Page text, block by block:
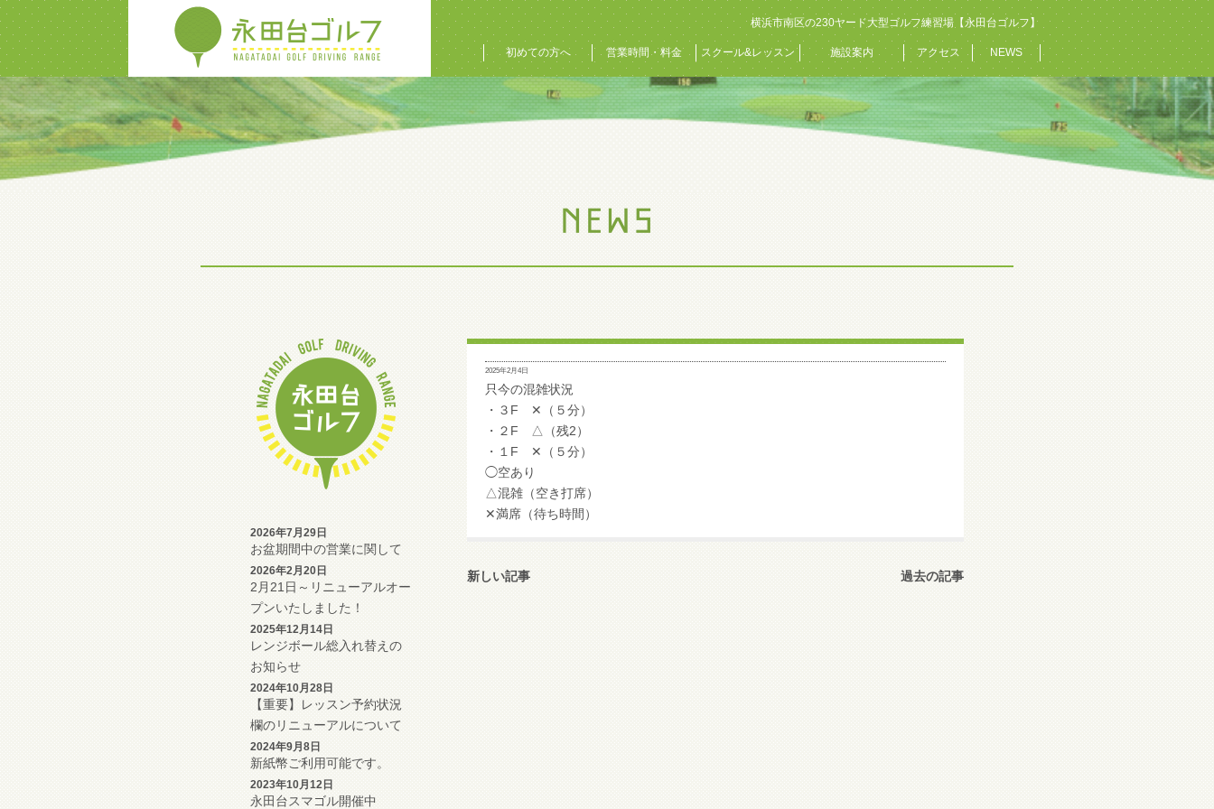
横浜市南区の230ヤード大型ゴルフ練習場【永田台ゴルフ】
初めての方へ 営業時間・料金 スクール&レッスン 施設案内 アクセス NEWS
2026年7月29日
お盆期間中の営業に関して
2026年2月20日
2月21日～リニューアルオー
プンいたしました！
2025年12月14日
レンジボール総入れ替えの
お知らせ
2024年10月28日
【重要】レッスン予約状況
欄のリニューアルについて
2024年9月8日
新紙幣ご利用可能です。
2023年10月12日
永田台スマゴル開催中
2025年2月4日
只今の混雑状況
・３F ✕（５分）
・２F △（残2）
・１F ✕（５分）
◯空あり
△混雑（空き打席）
✕満席（待ち時間）
新しい記事 過去の記事